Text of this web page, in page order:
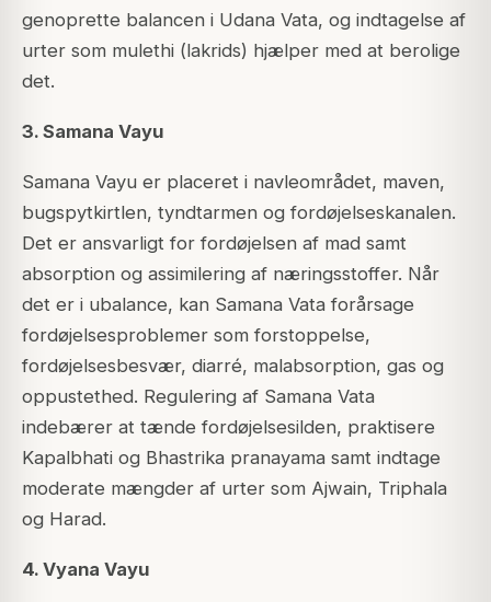
genoprette balancen i Udana Vata, og indtagelse af
urter som mulethi (lakrids) hjælper med at berolige
det.
3. Samana Vayu
Samana Vayu er placeret i navleområdet, maven,
bugspytkirtlen, tyndtarmen og fordøjelseskanalen.
Det er ansvarligt for fordøjelsen af mad samt
absorption og assimilering af næringsstoffer. Når
det er i ubalance, kan Samana Vata forårsage
fordøjelsesproblemer som forstoppelse,
fordøjelsesbesvær, diarré, malabsorption, gas og
oppustethed. Regulering af Samana Vata
indebærer at tænde fordøjelsesilden, praktisere
Kapalbhati og Bhastrika pranayama samt indtage
moderate mængder af urter som Ajwain, Triphala
og Harad.
4. Vyana Vayu